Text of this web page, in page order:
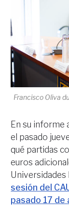
Francisco Oliva
En su informe
el pasado
qué partidas
euros
Universidades
sesión del
pasado 17 de